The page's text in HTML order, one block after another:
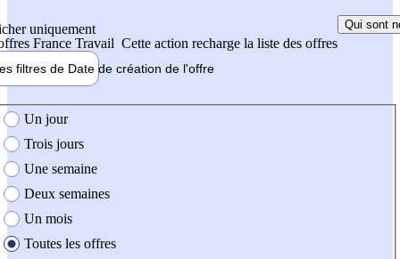
uniquement
France Travail Cette action recharge la liste des offres
Qui sont
filtres de Date de création de l'offre
création de l'offre
Un jour
Trois jours
Une semaine
Deux semaines
Un mois
Toutes les offres